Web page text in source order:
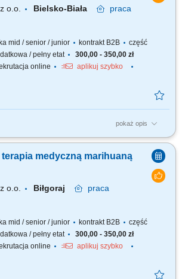
o.o. Bielsko-Biała
praca
mid / senior / junior kontrakt B2B
część
/ pełny etat
300,00 - 350,00 zł
online
aplikuj szybko
pokaż opis
z naszą firmą specjalizującą się w medycznej
stacjonarnie. Poszukujemy doświadczonych
specjalizacji, którzy są otwarci na rozwój oraz
dołączyć do naszego zespołu jako tzn. Lekarz...
terapia medyczną marihuaną
o.o. Biłgoraj
praca
mid / senior / junior kontrakt B2B
część
/ pełny etat
300,00 - 350,00 zł
online
aplikuj szybko